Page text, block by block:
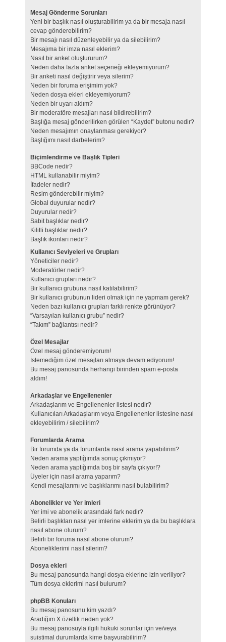
Mesaj Gönderme Sorunları
Yeni bir başlık nasıl oluşturabilirim ya da bir mesaja nasıl
cevap gönderebilirim?
Bir mesajı nasıl düzenleyebilir ya da silebilirim?
Mesajıma bir imza nasıl eklerim?
Nasıl bir anket oluştururum?
Neden daha fazla anket seçeneği ekleyemiyorum?
Bir anketi nasıl değiştirir veya silerim?
Neden bir foruma erişimim yok?
Neden dosya ekleri ekleyemiyorum?
Neden bir uyarı aldım?
Bir moderatöre mesajları nasıl bildirebilirim?
Başlığa mesaj gönderilirken görülen “Kaydet” butonu nedir?
Neden mesajımın onaylanması gerekiyor?
Başlığımı nasıl darbelerim?
Biçimlendirme ve Başlık Tipleri
BBCode nedir?
HTML kullanabilir miyim?
İfadeler nedir?
Resim gönderebilir miyim?
Global duyurular nedir?
Duyurular nedir?
Sabit başlıklar nedir?
Kilitli başlıklar nedir?
Başlık ikonları nedir?
Kullanıcı Seviyeleri ve Grupları
Yöneticiler nedir?
Moderatörler nedir?
Kullanıcı grupları nedir?
Bir kullanıcı grubuna nasıl katılabilirim?
Bir kullanıcı grubunun lideri olmak için ne yapmam gerek?
Neden bazı kullanıcı grupları farklı renkte görünüyor?
“Varsayılan kullanıcı grubu” nedir?
“Takım” bağlantısı nedir?
Özel Mesajlar
Özel mesaj gönderemiyorum!
İstemediğim özel mesajları almaya devam ediyorum!
Bu mesaj panosunda herhangi birinden spam e-posta
aldım!
Arkadaşlar ve Engellenenler
Arkadaşlarım ve Engellenenler listesi nedir?
Kullanıcıları Arkadaşlarım veya Engellenenler listesine nasıl
ekleyebilirim / silebilirim?
Forumlarda Arama
Bir forumda ya da forumlarda nasıl arama yapabilirim?
Neden arama yaptığımda sonuç çıkmıyor?
Neden arama yaptığımda boş bir sayfa çıkıyor!?
Üyeler için nasıl arama yaparım?
Kendi mesajlarımı ve başlıklarımı nasıl bulabilirim?
Abonelikler ve Yer imleri
Yer imi ve abonelik arasındaki fark nedir?
Belirli başlıkları nasıl yer imlerine eklerim ya da bu başlıklara
nasıl abone olurum?
Belirli bir foruma nasıl abone olurum?
Aboneliklerimi nasıl silerim?
Dosya ekleri
Bu mesaj panosunda hangi dosya eklerine izin veriliyor?
Tüm dosya eklerimi nasıl bulurum?
phpBB Konuları
Bu mesaj panosunu kim yazdı?
Aradığım X özellik neden yok?
Bu mesaj panosuyla ilgili hukuki sorunlar için ve/veya
suistimal durumlarda kime başvurabilirim?